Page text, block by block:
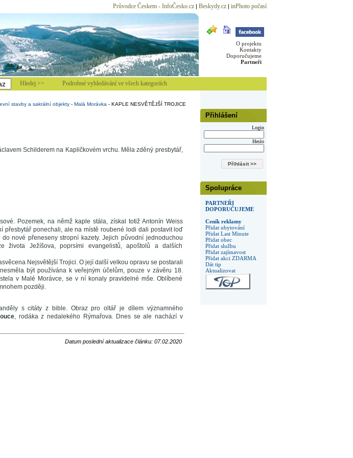
Průvodce Českem - InfoČesko.cz| Beskydy.cz| inPhoto počasí
O projektu
Kontakty
Doporučujeme
Partneři
Hledej >> Podrobné vyhledávání ve všech kategoriích
Přihlášení
Login
Heslo
Spolupráce
PARTNEŘI
DOPORUČUJEME
Ceník reklamy
Přidat ubytování
Přidat Last Minute
Přidat obec
Přidat službu
Přidat zajímavost
Přidat akci ZDARMA
Dát tip
Aktualizovat
stavby a sakrální objekty- Malá Morávka - KAPLE NESVĚTĚJŠÍ TROJICE
Schilderem na Kapličkovém vrchu. Měla zděný presbytář,
Pozemek, na němž kaple stála, získal totiž Antonín Weiss
přesbytář ponechali, ale na místě roubené lodi dali postavit loď
nové přeneseny stropní kazety. Jejich původní jednoduchou
života Ježíšova, poprsími evangelistů, apoštolů a dalších
Nejsvětější Trojici. O její další velkou opravu se postarali
být používána k veřejným účelům, pouze v závěru 18.
v Malé Morávce, se v ní konaly pravidelné mše. Oblíbené
později.
s citáty z bible. Obraz pro oltář je dílem významného
, rodáka z nedalekého Rýmařova. Dnes se ale nachází v
Datum poslední aktualizace článku: 07.02.2020